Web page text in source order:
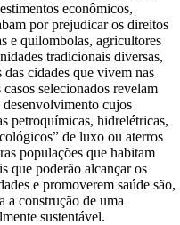
econômicos,
por prejudicar os direitos
e quilombolas, agricultores
tradicionais diversas,
das cidades que vivem nas
selecionados revelam
desenvolvimento cujos
petroquímicas, hidrelétricas,
de luxo ou aterros
populações que habitam
que poderão alcançar os
e promoverem saúde são,
a construção de uma
sustentável.